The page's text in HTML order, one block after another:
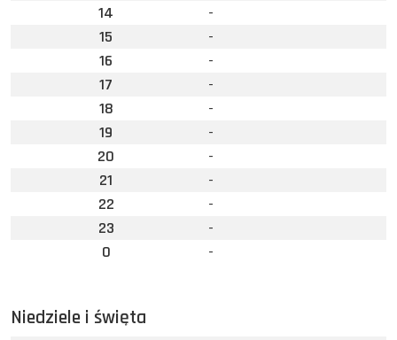
14
-
15
-
16
-
17
-
18
-
19
-
20
-
21
-
22
-
23
-
0
-
Niedziele i święta